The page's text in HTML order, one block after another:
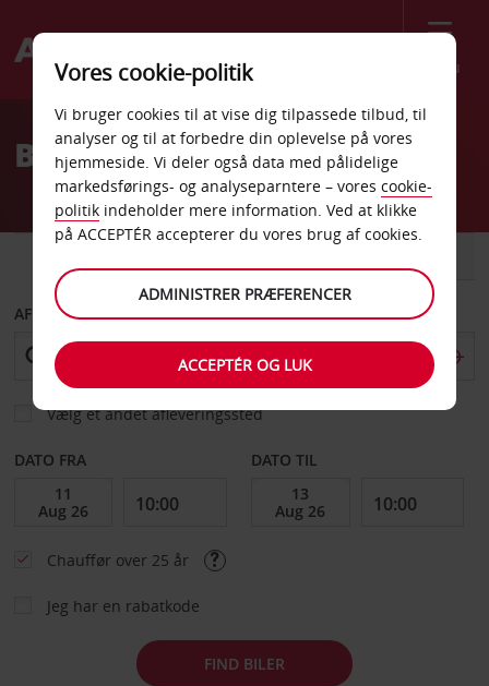
Menu
Welcome
AvisBilleje Akron
AFHENT FRA
Vælg et andet afleveringssted
DATO FRA DATO TIL
Chauffør over 25 år
Jeg har en rabatkode
FIND BILER
Vores cookie-politik
Vi bruger cookies til at vise dig tilpassede tilbud, til
analyser og til at forbedre din oplevelse på vores
hjemmeside. Vi deler også data med pålidelige
markedsførings- og analyseparntere – vores cookie-
politik indeholder mere information. Ved at klikke
på ACCEPTÉR accepterer du vores brug af cookies.
ADMINISTRER PRÆFERENCER
ACCEPTÉR OG LUK